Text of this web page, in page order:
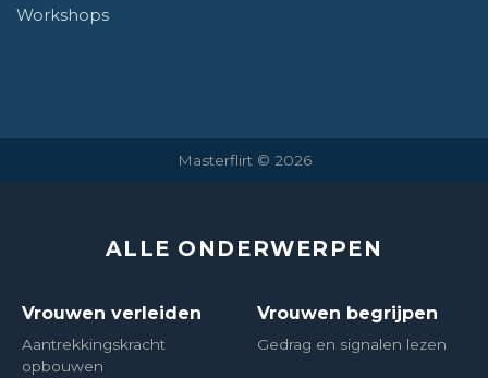
Workshops
Masterflirt © 2026
ALLE ONDERWERPEN
Vrouwen verleiden
Aantrekkingskracht
opbouwen
Vrouwen begrijpen
Gedrag en signalen lezen